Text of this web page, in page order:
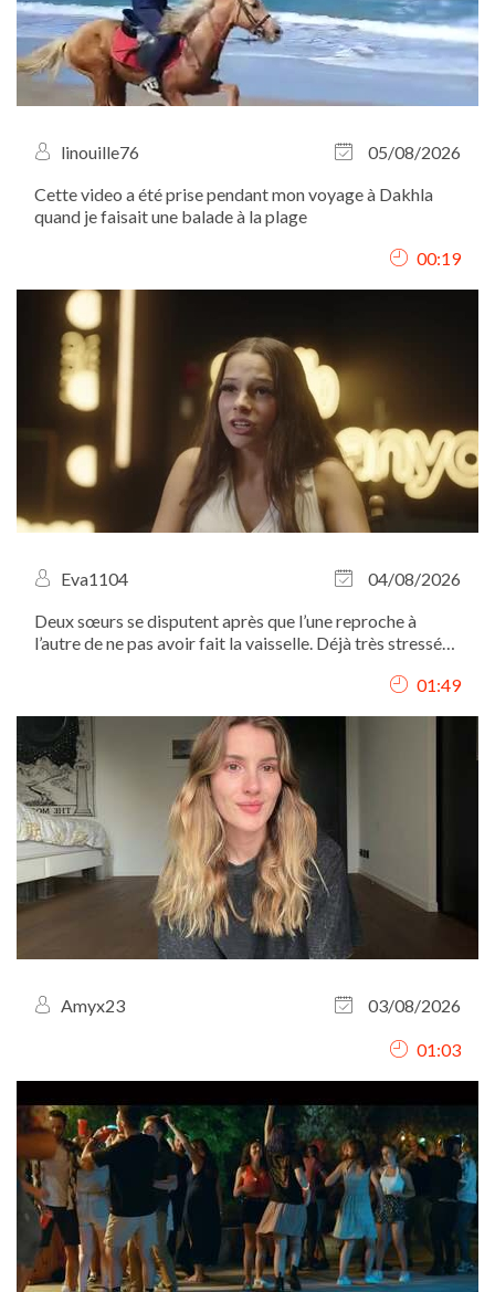
linouille76
05/08/2026
Cette video a été prise pendant mon voyage à Dakhla
quand je faisait une balade à la plage
00:19
Eva1104
04/08/2026
Deux sœurs se disputent après que l’une reproche à
l’autre de ne pas avoir fait la vaisselle. Déjà très stressée
01:49
Amyx23 03/08/2026
01:03